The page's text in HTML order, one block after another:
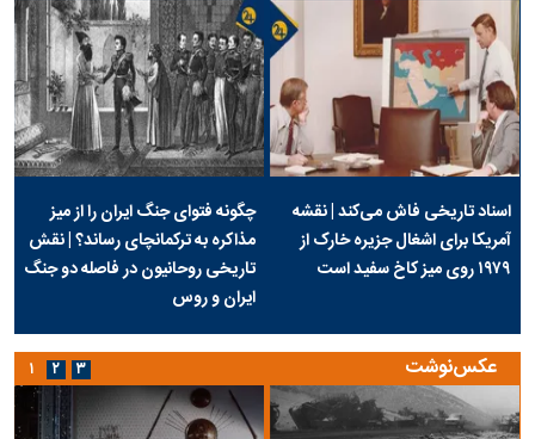
اسناد تاریخی فاش می‌کند | نقشه
آمریکا برای اشغال جزیره خارک از
۱۹۷۹ روی میز کاخ سفید است
چگونه فتوای جنگ ایران را از میز
مذاکره به ترکمانچای رساند؟ | نقش
تاریخی روحانیون در فاصله دو جنگ
ایران و روس
عکس‌نوشت ۱ ۲ ۳